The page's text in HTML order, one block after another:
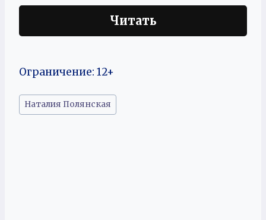
Читать
Ограничение: 12+
Метки
записи:
Наталия Полянская